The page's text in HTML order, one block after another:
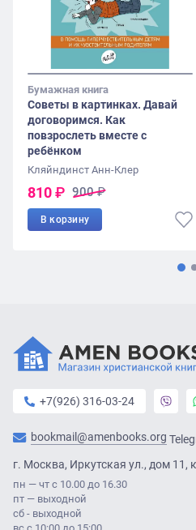
Бумажная книга
Советы в картинках. Давай
договоримся. Как
повзрослеть вместе с
ребёнком
Кляйндинст Анн-Клер
810₽ 900₽
В корзину
+7(926) 316-03-24
bookmail@amenbooks.org
г. Москва, Иркутская ул., дом 11,
пн — чт с 10.00 до 16.30
пт — выходной
сб - выходной